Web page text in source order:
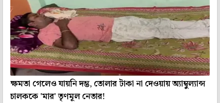
ক্ষমতা গেলেও যায়নি দম্ভ, তোলার টাকা না দেওয়ায় অ্যাম্বুল্যান্স
চালককে 'মার' তৃণমূল নেতার!